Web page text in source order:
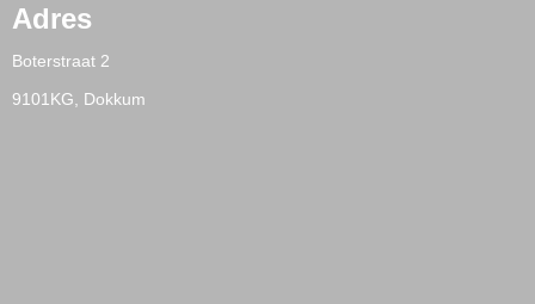
Adres
Boterstraat 2
9101KG, Dokkum